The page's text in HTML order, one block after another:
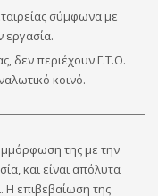
σύμφωνα με
εργασία.
δεν περιέχουν Γ.Τ.Ο.
κοινό.
της με την
και είναι απόλυτα
Η επιβεβαίωση της